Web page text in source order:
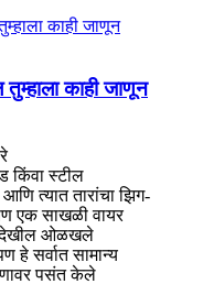
तुम्हाला काही जाणून
किंवा स्टील
त्यात तारांचा झिग-
एक साखळी वायर
देखील ओळखले
हे सर्वात सामान्य
पसंत केले